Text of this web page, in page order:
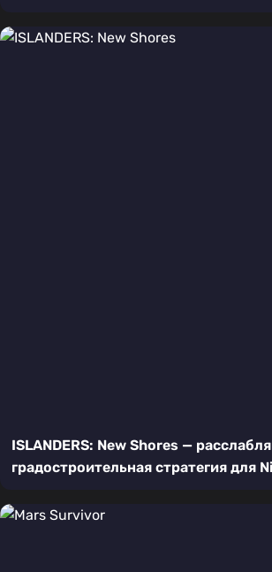
ISLANDERS: New Shores —
градостроительная стратегия для